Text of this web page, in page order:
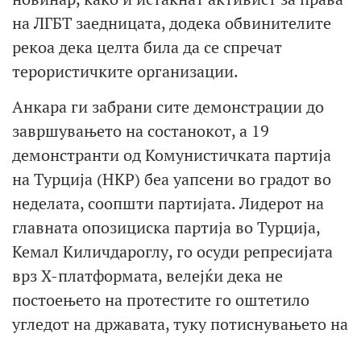
на ЛГБТ заедницата, додека обвинителите
рекоа дека целта била да се спречат
терористичките организации.
Анкара ги забрани сите демонстрации до
завршувањето на состанокот, а 19
демонстранти од Комунистичката партија
на Турција (HKP) беа уапсени во градот во
неделата, соопшти партијата. Лидерот на
главната опозициска партија во Турција,
Кемал Киличдароглу, го осуди репресијата
врз X-платформата, велејќи дека не
постоењето на протестите го оштетило
угледот на државата, туку потиснувањето на